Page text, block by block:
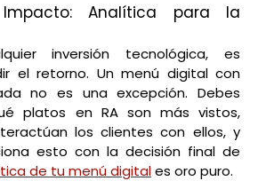
Analítica para la
inversión tecnológica, es
el retorno. Un menú digital con
no es una excepción. Debes
platos en RA son más vistos,
los clientes con ellos, y
esto con la decisión final de
de tu menú digitales oro puro.